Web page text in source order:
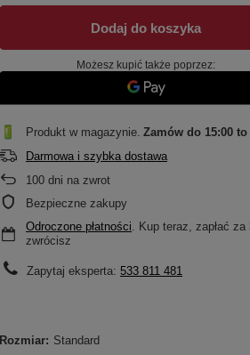
Dodaj do koszyka
Możesz kupić także poprzez:
Produkt w magazynie Zamów do 15:00
Darmowa i szybka dostawa
100 dni na zwrot
Bezpieczne zakupy
Odroczone płatności. Kup teraz, zapłać
zwrócisz
Zapytaj eksperta:533 811 481
Rozmiar Standard